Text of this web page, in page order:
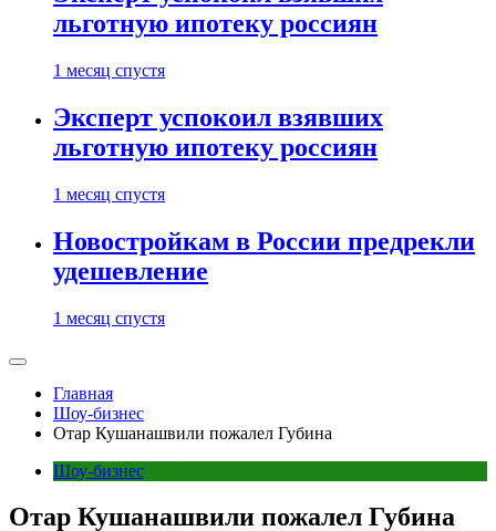
льготную ипотеку россиян
1 месяц спустя
Эксперт успокоил взявших
льготную ипотеку россиян
1 месяц спустя
Новостройкам в России предрекли
удешевление
1 месяц спустя
Главная
Шоу-бизнес
Отар Кушанашвили пожалел Губина
Шоу-бизнес
Отар Кушанашвили пожалел Губина